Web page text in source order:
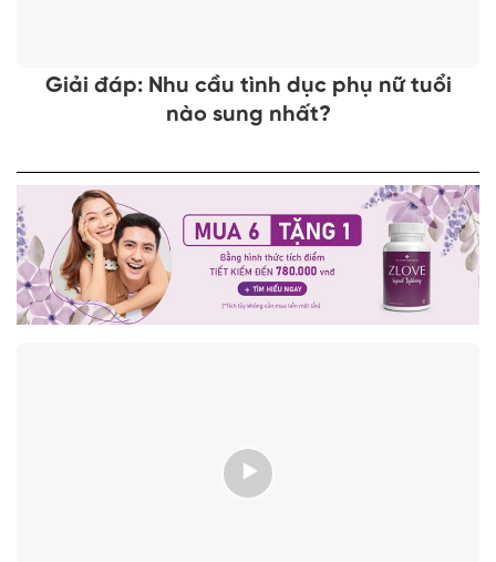
Giải đáp: Nhu cầu tình dục phụ nữ tuổi
nào sung nhất?